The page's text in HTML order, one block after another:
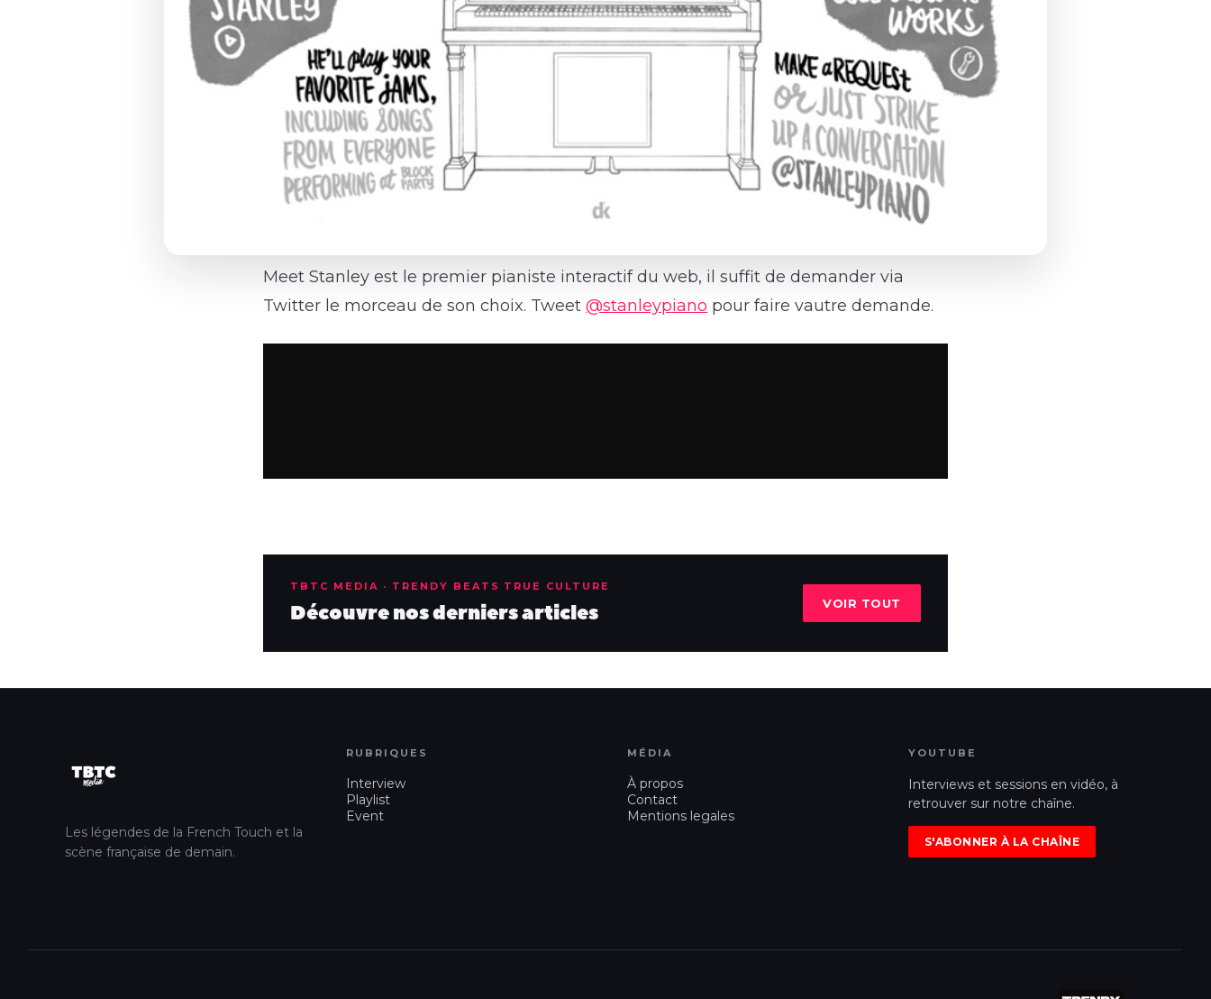
Meet Stanley est le premier pianiste interactif du web, il suffit de demander via
Twitter le morceau de son choix. Tweet @stanleypiano pour faire vautre demande.
TBTC MEDIA · TRENDY BEATS TRUE CULTURE
Découvre nos derniers articles VOIR TOUT
Les légendes de la French Touch et la
scène française de demain.
RUBRIQUES
Interview
Playlist
Event
MÉDIA
À propos
Contact
Mentions legales
YOUTUBE
Interviews et sessions en vidéo, à
retrouver sur notre chaîne.
S'ABONNER À LA CHAÎNE